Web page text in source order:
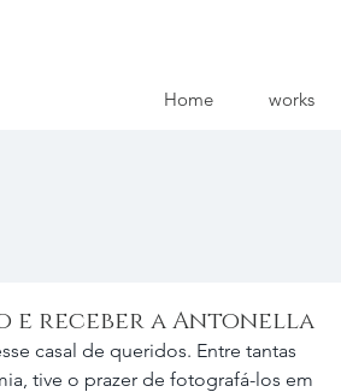
Home works
e receber a Antonella
casal de queridos. Entre tantas
tive o prazer de fotografá-los em